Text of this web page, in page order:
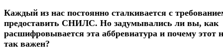
Каждый из нас постоянно сталкивается с
предоставить СНИЛС. Но задумывались ли вы, как
расшифровывается эта аббревиатура и почему этот
так важен?